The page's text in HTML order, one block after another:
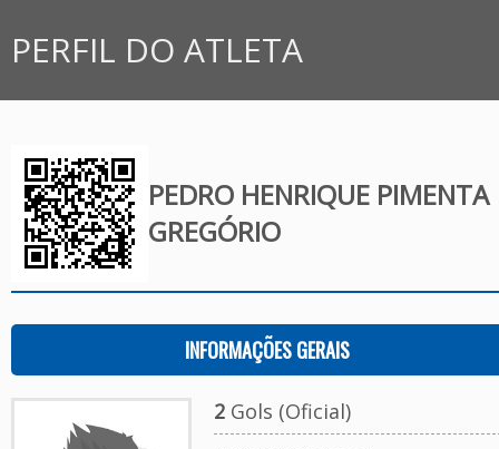
PERFIL DO ATLETA
PEDRO HENRIQUE PIMENTA
GREGÓRIO
INFORMAÇÕES GERAIS
2Gols (Oficial)